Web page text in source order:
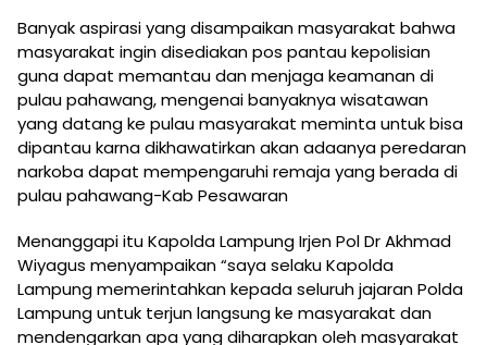
Banyak aspirasi yang disampaikan masyarakat bahwa
masyarakat ingin disediakan pos pantau kepolisian
guna dapat memantau dan menjaga keamanan di
pulau pahawang, mengenai banyaknya wisatawan
yang datang ke pulau masyarakat meminta untuk bisa
dipantau karna dikhawatirkan akan adaanya peredaran
narkoba dapat mempengaruhi remaja yang berada di
pulau pahawang-Kab Pesawaran
Menanggapi itu Kapolda Lampung Irjen Pol Dr Akhmad
Wiyagus menyampaikan “saya selaku Kapolda
Lampung memerintahkan kepada seluruh jajaran Polda
Lampung untuk terjun langsung ke masyarakat dan
mendengarkan apa yang diharapkan oleh masyarakat